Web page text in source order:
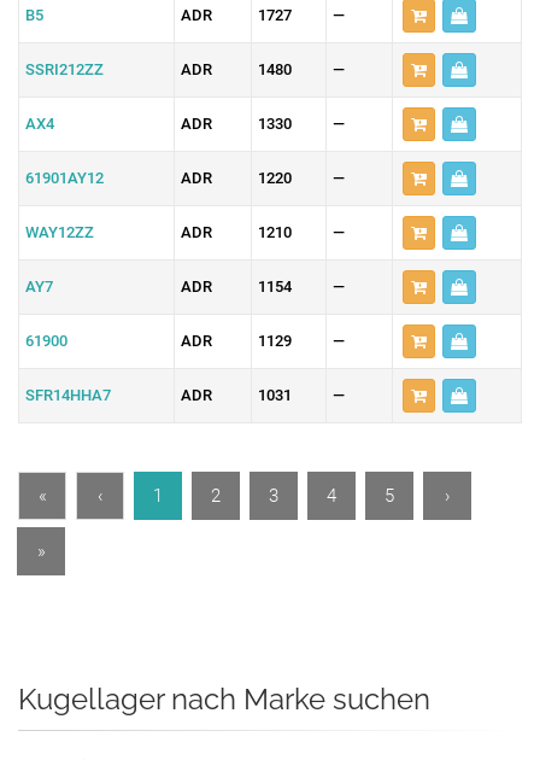
B5 ADR 1727 —
SSRI212ZZ ADR 1480 —
AX4 ADR 1330 —
61901AY12 ADR 1220 —
WAY12ZZ ADR 1210 —
AY7 ADR 1154 —
61900 ADR 1129 —
SFR14HHA7 ADR 1031 —
« ‹ 1 2 3 4 5 ›
»
Kugellager nach Marke suchen